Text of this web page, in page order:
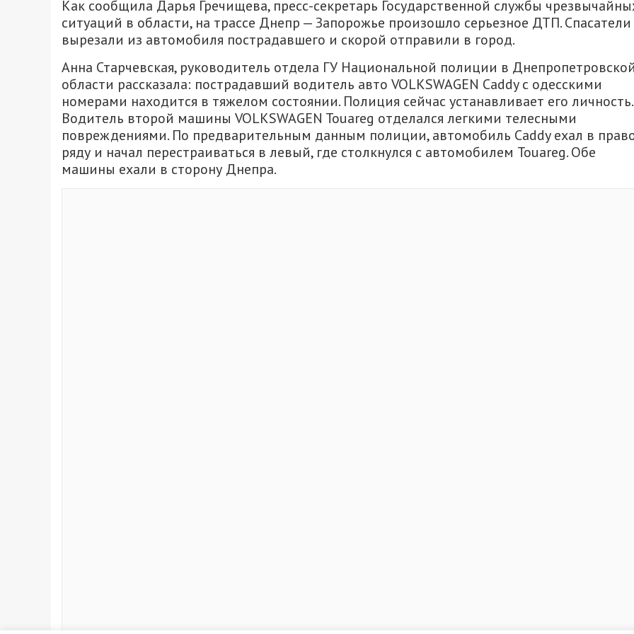
Как сообщила Дарья Гречищева, пресс-секретарь Государственной службы
ситуаций в области, на трассе Днепр — Запорожье произошло серьезное ДТП. Спасатели
вырезали из автомобиля пострадавшего и скорой отправили в город.
Анна Старчевская, руководитель отдела ГУ Национальной полиции в Днепропетровской
области рассказала: пострадавший водитель авто VOLKSWAGEN Caddy с одесскими
номерами находится в тяжелом состоянии. Полиция сейчас устанавливает его личность.
Водитель второй машины VOLKSWAGEN Touareg отделался легкими телесными
повреждениями. По предварительным данным полиции, автомобиль Caddy ехал в
ряду и начал перестраиваться в левый, где столкнулся с автомобилем Touareg. Обе
машины ехали в сторону Днепра.